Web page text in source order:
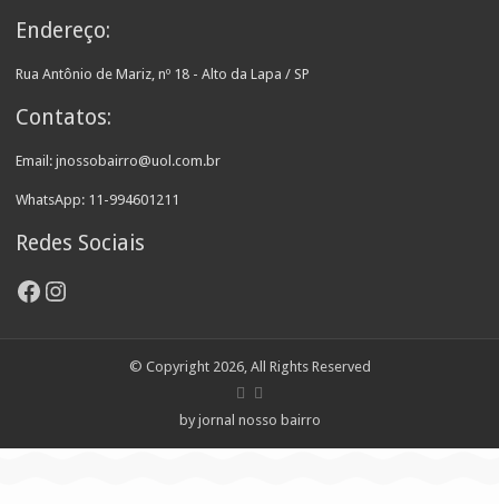
Endereço:
Rua Antônio de Mariz, nº 18 - Alto da Lapa / SP
Contatos:
Email: jnossobairro@uol.com.br
WhatsApp: 11-994601211
Redes Sociais
Facebook
Instagram
© Copyright 2026, All Rights Reserved
by jornal nosso bairro